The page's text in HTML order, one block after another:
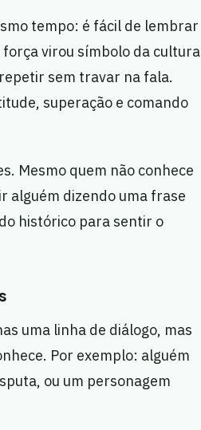
tempo: é fácil de lembrar
força virou símbolo da cultura
sem travar na fala.
superação e comando
Mesmo quem não conhece
alguém dizendo uma frase
histórico para sentir o
uma linha de diálogo, mas
Por exemplo: alguém
ou um personagem